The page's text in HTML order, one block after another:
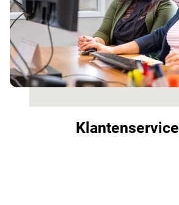
Klantenservice